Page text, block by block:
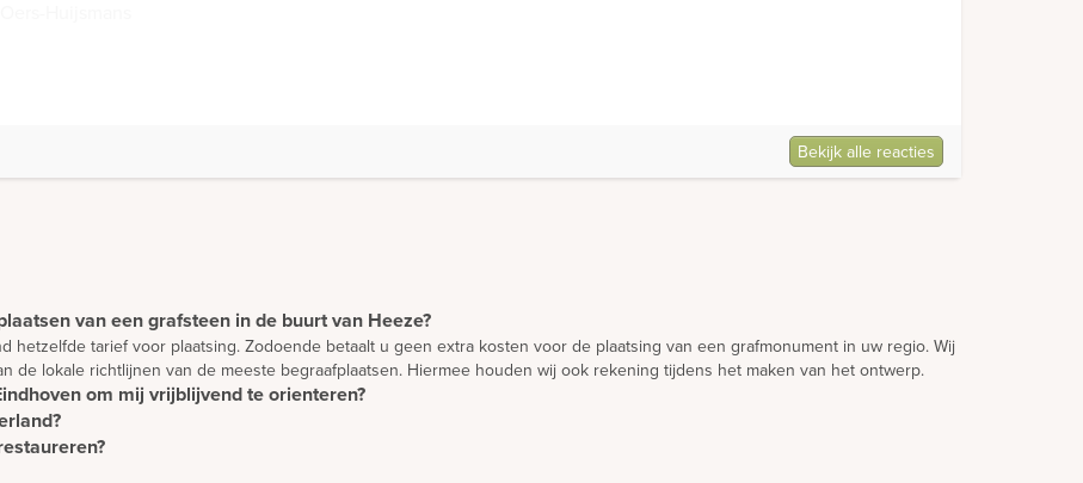
Bekijk alle reacties
van een grafsteen in de buurt van Heeze?
hetzelfde tarief voor plaatsing. Zodoende betaalt u geen extra kosten voor de plaatsing van een grafmonument in uw regio. Wij
de lokale richtlijnen van de meeste begraafplaatsen. Hiermee houden wij ook rekening tijdens het maken van het ontwerp.
om mij vrijblijvend te orienteren?
en te oriënteren. Wilt u advies? Dan is het verstandig om een afspraak te maken. Zo hoeft u niet onnodig te wachten en
Nederland. Daarnaast plaatsen we monumenten in overleg ook in België en Duitsland. Onze werkwijze is hierop ingericht.
volgens hoge kwaliteitseisen. Zij brengen vrijwel iedere week een bezoek aan uw regio en zijn dus zeer regelmatig bij u
restaureren. Houdt u wel rekening met kosten voor het afhalen van de grafsteen en het reinigen van het monument. In veel